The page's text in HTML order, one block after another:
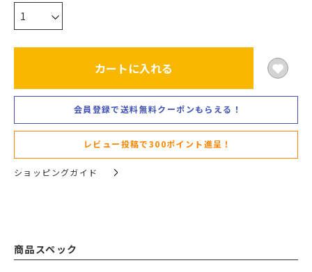
カートに入れる
会員登録で送料無料クーポンもらえる！
レビュー投稿で300ポイント進呈！
ショッピングガイド
商品スペック